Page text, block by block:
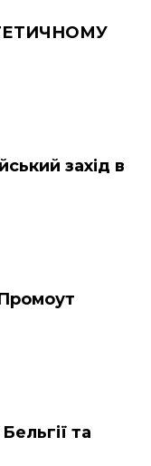
захід в
та